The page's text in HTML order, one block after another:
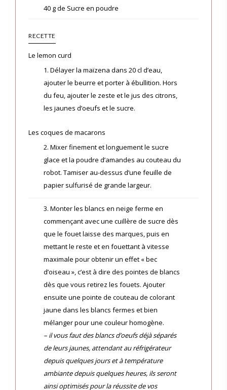
40 g de Sucre en poudre
RECETTE
Le lemon curd
1. Délayer la maïzena dans 20 cl d’eau,
ajouter le beurre et porter à ébullition. Hors
du feu, ajouter le zeste et le jus des citrons,
les jaunes d’oeufs et le sucre.
Les coques de macarons
2. Mixer finement et longuement le sucre
glace et la poudre d’amandes au couteau du
robot. Tamiser au-dessus d’une feuille de
papier sulfurisé de grande largeur.
3. Monter les blancs en neige ferme en
commençant avec une cuillère de sucre dès
que le fouet laisse des marques, puis en
mettant le reste et en fouettant à vitesse
maximale pour obtenir un effet « bec
d’oiseau », c’est à dire des pointes de blancs
dès que vous retirez les fouets. Ajouter
ensuite une pointe de couteau de colorant
jaune dans les blancs fermes et bien
mélanger pour une couleur homogène.
– il vous faut des blancs d’oeufs déjà séparés
de leurs jaunes, attendant au réfrigérateur
depuis quelques jours et à température
ambiante depuis quelques heures, ils seront
ainsi optimisés pour la réussite de vos